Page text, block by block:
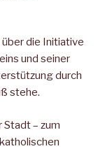
die Initiative
und seiner
durch
stehe.
Stadt – zum